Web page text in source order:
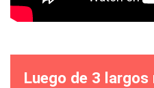
Luego de 3 largos